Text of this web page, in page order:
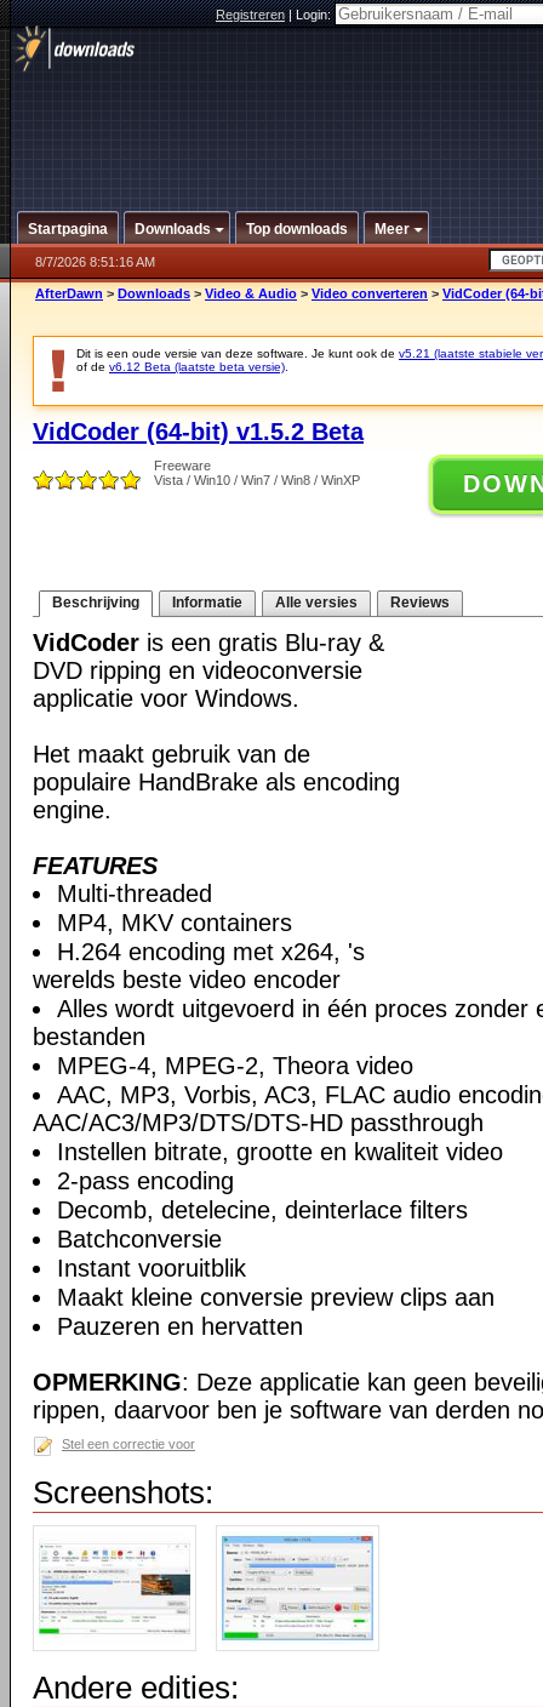
Registreren|Login:
Startpagina Downloads Top downloads Meer
8/7/2026 8:51:16 AM
AfterDawn > Downloads > Video & Audio > Video converteren > VidCoder (64-
Dit is een oude versie van deze software. Je kunt ook de v5.21 (laatste stabiele
of de v6.12 Beta (laatste beta versie)
VidCoder (64-bit) v1.5.2 Beta
Freeware
Vista / Win10 / Win7 / Win8 / WinXP
Beschrijving Informatie Alle versies Reviews
VidCoder is een gratis Blu-ray &
DVD ripping en videoconversie
applicatie voor Windows.
Het maakt gebruik van de
populaire HandBrake als encoding
engine.
FEATURES
Multi-threaded
MP4, MKV containers
H.264 encoding met x264, 's
werelds beste video encoder
Alles wordt uitgevoerd in één proces zonder
bestanden
MPEG-4, MPEG-2, Theora video
AAC, MP3, Vorbis, AC3, FLAC audio
AAC/AC3/MP3/DTS/DTS-HD passthrough
Instellen bitrate, grootte en kwaliteit video
2-pass encoding
Decomb, detelecine, deinterlace filters
Batchconversie
Instant vooruitblik
Maakt kleine conversie preview clips aan
Pauzeren en hervatten
OPMERKING: Deze applicatie kan geen
rippen, daarvoor ben je software van derden
Stel een correctie voor
Screenshots:
Andere edities: